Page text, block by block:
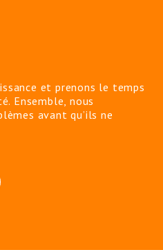
et prenons le temps
Ensemble, nous
avant qu’ils ne